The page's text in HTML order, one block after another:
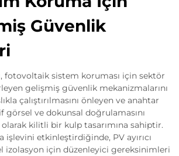
Güvenlik
fotovoltaik sistem koruması için sektör
gelişmiş güvenlik mekanizmalarını
çalıştırılmasını önleyen ve anahtar
ve dokunsal doğrulamasını
kilitli bir kulp tasarımına sahiptir.
işlevini etkinleştirdiğinde, PV ayırıcı
izolasyon için düzenleyici gereksinimleri